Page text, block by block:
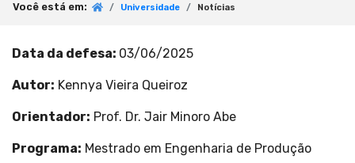
Você está em: Universidade Notícias
Data da defesa: 03/06/2025
Autor: Kennya Vieira Queiroz
Orientador: Prof. Dr. Jair Minoro Abe
Programa: Mestrado em Engenharia de Produção